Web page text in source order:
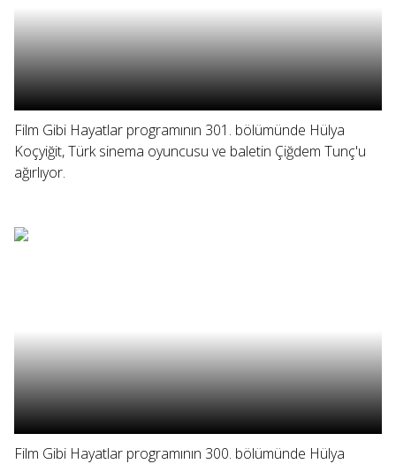
Film Gibi Hayatlar programının 301. bölümünde Hülya
Koçyiğit, Türk sinema oyuncusu ve baletin Çiğdem Tunç'u
ağırlıyor.
Film Gibi Hayatlar programının 300. bölümünde Hülya